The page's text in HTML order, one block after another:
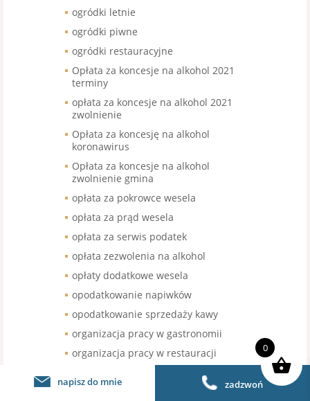
ogródki letnie
ogródki piwne
ogródki restauracyjne
Opłata za koncesje na alkohol 2021
terminy
opłata za koncesje na alkohol 2021
zwolnienie
Opłata za koncesję na alkohol
koronawirus
Opłata za koncesje na alkohol
zwolnienie gmina
opłata za pokrowce wesela
opłata za prąd wesela
opłata za serwis podatek
opłata zezwolenia na alkohol
opłaty dodatkowe wesela
opodatkowanie napiwków
opodatkowanie sprzedaży kawy
organizacja pracy w gastronomii
organizacja pracy w restauracji
organizacja urodzin stawka VAT
napisz do mnie zadzwoń
0